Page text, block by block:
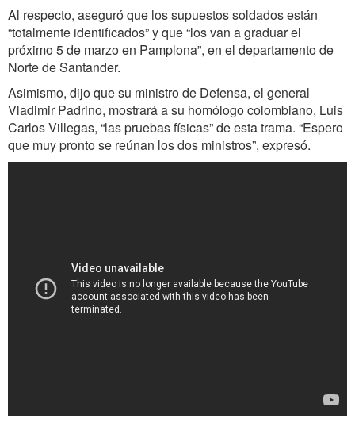
Al respecto, aseguró que los supuestos soldados están
“totalmente identificados” y que “los van a graduar el
próximo 5 de marzo en Pamplona”, en el departamento de
Norte de Santander.
Asimismo, dijo que su ministro de Defensa, el general
Vladimir Padrino, mostrará a su homólogo colombiano, Luis
Carlos Villegas, “las pruebas físicas” de esta trama. “Espero
que muy pronto se reúnan los dos ministros”, expresó.